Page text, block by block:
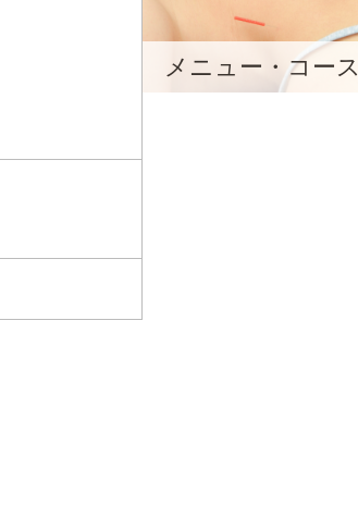
メニュー・コース